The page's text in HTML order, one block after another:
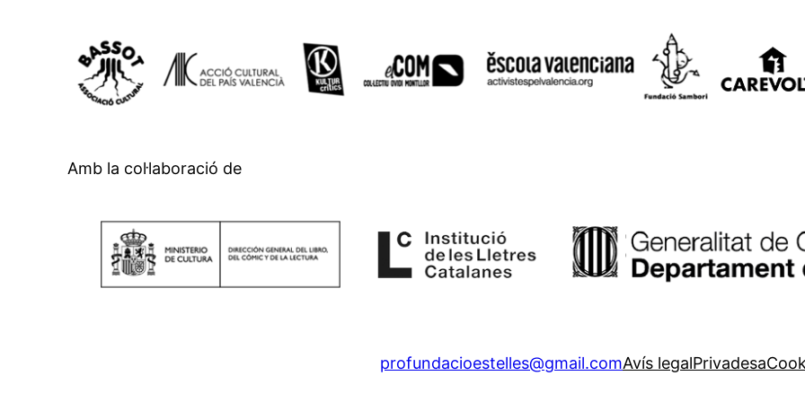
Amb la col·laboració de
profundacioestelles@gmail.comAvís legalPrivadesa